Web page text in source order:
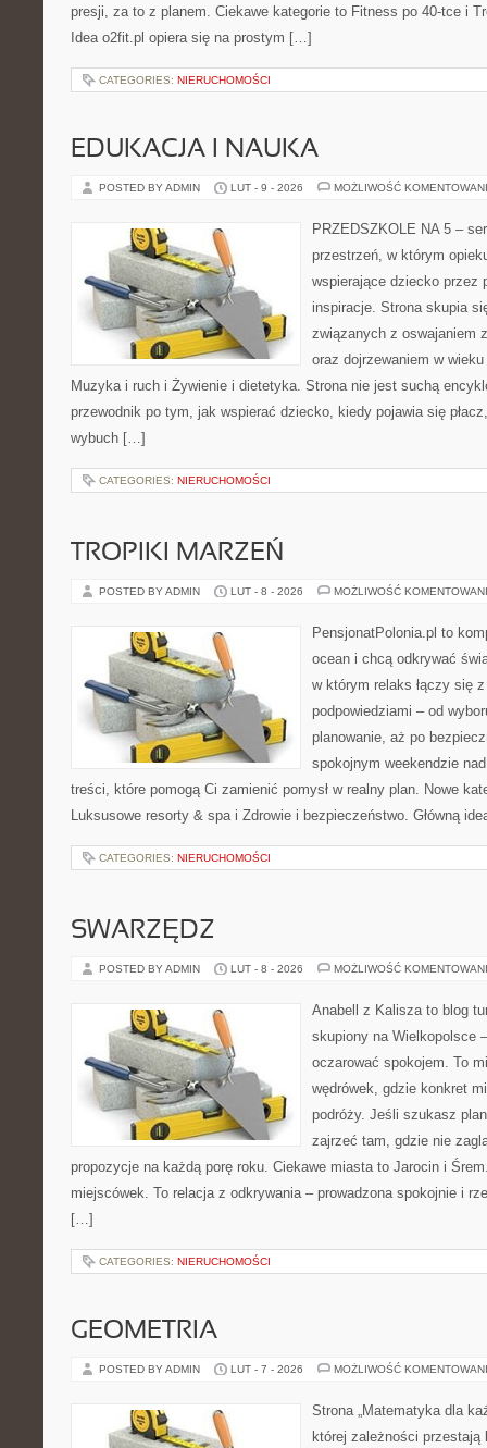
presji, za to z planem. Ciekawe kategorie to Fitness po 40-tce i
Idea o2fit.pl opiera się na prostym […]
CATEGORIES: NIERUCHOMOŚCI
EDUKACJA I NAUKA
POSTED BY ADMIN LUT - 9 - 2026 MOŻLIWOŚĆ
PRZEDSZKOLE NA 5 –
przestrzeń, w którym
wspierające dziecko przez
inspiracje. Strona skupia
związanych z oswajaniem
oraz dojrzewaniem w
Muzyka i ruch i Żywienie i dietetyka. Strona nie jest suchą
przewodnik po tym, jak wspierać dziecko, kiedy pojawia się
wybuch […]
CATEGORIES: NIERUCHOMOŚCI
TROPIKI MARZEŃ
POSTED BY ADMIN LUT - 8 - 2026 MOŻLIWOŚĆ
PensjonatPolonia.pl to
ocean i chcą odkrywać
w którym relaks łączy się
podpowiedziami – od
planowanie, aż po
spokojnym weekendzie
treści, które pomogą Ci zamienić pomysł w realny plan. Nowe
Luksusowe resorty & spa i Zdrowie i bezpieczeństwo. Główną
CATEGORIES: NIERUCHOMOŚCI
SWARZĘDZ
POSTED BY ADMIN LUT - 8 - 2026 MOŻLIWOŚĆ
Anabell z Kalisza to blog
skupiony na Wielkopolsce
oczarować spokojem. To
wędrówek, gdzie konkret
podróży. Jeśli szukasz
zajrzeć tam, gdzie nie
propozycje na każdą porę roku. Ciekawe miasta to Jarocin i
miejscówek. To relacja z odkrywania – prowadzona spokojnie i
[…]
CATEGORIES: NIERUCHOMOŚCI
GEOMETRIA
POSTED BY ADMIN LUT - 7 - 2026 MOŻLIWOŚĆ
Strona „Matematyka dla
której zależności